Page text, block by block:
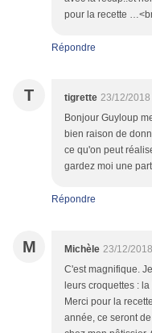
pour la recette
Répondre
T tigrette 23/12/2018
Bonjour Guyloup
bien raison de
ce qu'on peut
gardez moi une
Répondre
M Michèle 23/12/
C'est magnifique.
leurs croquettes :
Merci pour la
année, ce seront